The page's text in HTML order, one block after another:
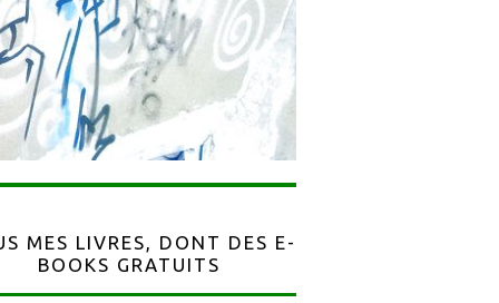
MES LIVRES, DONT DES E-
BOOKS GRATUITS